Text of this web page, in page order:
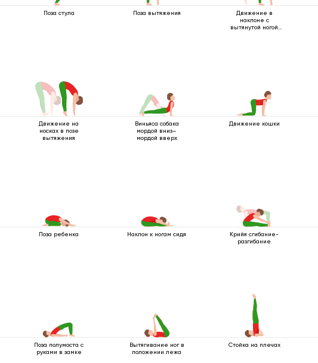
Поза стула Поза вытяжения
Движение в
наклоне с
вытянутой ногой
Движение на
носках в позе
вытяжения
Виньяса собака
мордой вниз–
мордой вверх
Движение кошки
Поза ребенка Наклон к ногам сидя
Крийя сгибание-
разгибание
Поза полумоста с
руками в замке
Вытягивание ног в
положении лежа
Стойка на плечах